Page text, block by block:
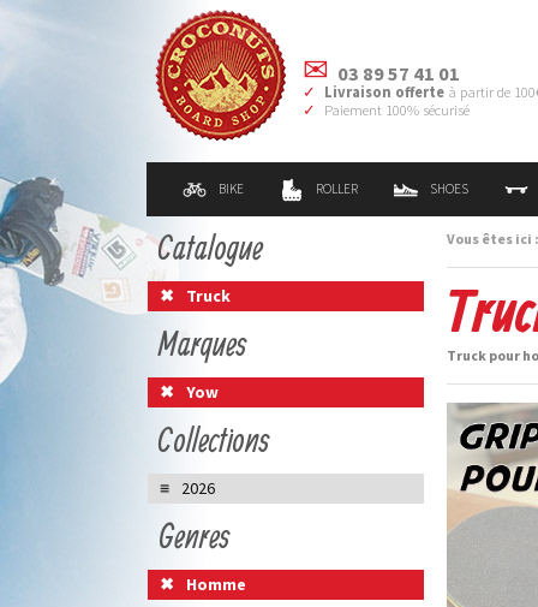
03 89 57 41 01
Livraison offerte à partir de
Paiement 100% sécurisé
BIKE ROLLER SHOES
Vous êtes ici :
Truck pour
Catalogue
Truck
Marques
Yow
Collections
2026
Genres
Homme